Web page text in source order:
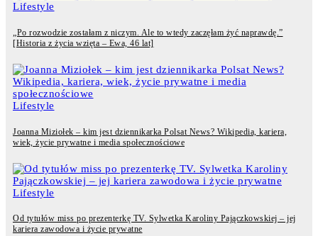
Lifestyle
„Po rozwodzie zostałam z niczym. Ale to wtedy zaczęłam żyć naprawdę.”
[Historia z życia wzięta – Ewa, 46 lat]
Lifestyle
Joanna Miziołek – kim jest dziennikarka Polsat News? Wikipedia, kariera,
wiek, życie prywatne i media społecznościowe
Lifestyle
Od tytułów miss po prezenterkę TV. Sylwetka Karoliny Pajączkowskiej – jej
kariera zawodowa i życie prywatne